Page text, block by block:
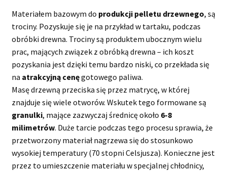
Materiałem bazowym do produkcji pelletu drzewnego, są
trociny. Pozyskuje się je na przykład w tartaku, podczas
obróbki drewna. Trociny są produktem ubocznym wielu
prac, mających związek z obróbką drewna – ich koszt
pozyskania jest dzięki temu bardzo niski, co przekłada się
na atrakcyjną cenęgotowego paliwa.
Masę drzewną przeciska się przez matrycę, w której
znajduje się wiele otworów. Wskutek tego formowane są
granulki, mające zazwyczaj średnicę około 6-8
milimetrów. Duże tarcie podczas tego procesu sprawia, że
przetworzony materiał nagrzewa się do stosunkowo
wysokiej temperatury (70 stopni Celsjusza). Konieczne jest
przez to umieszczenie materiału w specjalnej chłodnicy,